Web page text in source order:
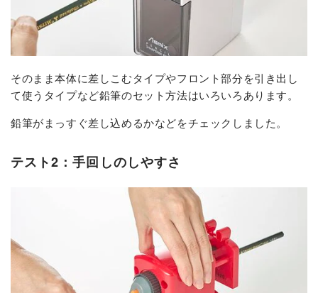
そのまま本体に差しこむタイプやフロント部分を引き出し
て使うタイプなど鉛筆のセット方法はいろいろあります。
鉛筆がまっすぐ差し込めるかなどをチェックしました。
テスト2：手回しのしやすさ